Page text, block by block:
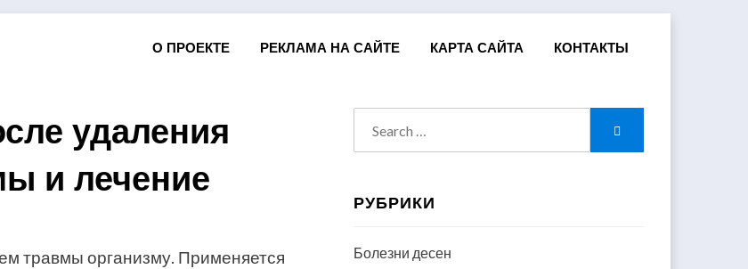
О ПРОЕКТЕ РЕКЛАМА НА САЙТЕ КАРТА САЙТА КОНТАКТЫ
удаления
и лечение
травмы организму. Применяется
РУБРИКИ
Болезни десен